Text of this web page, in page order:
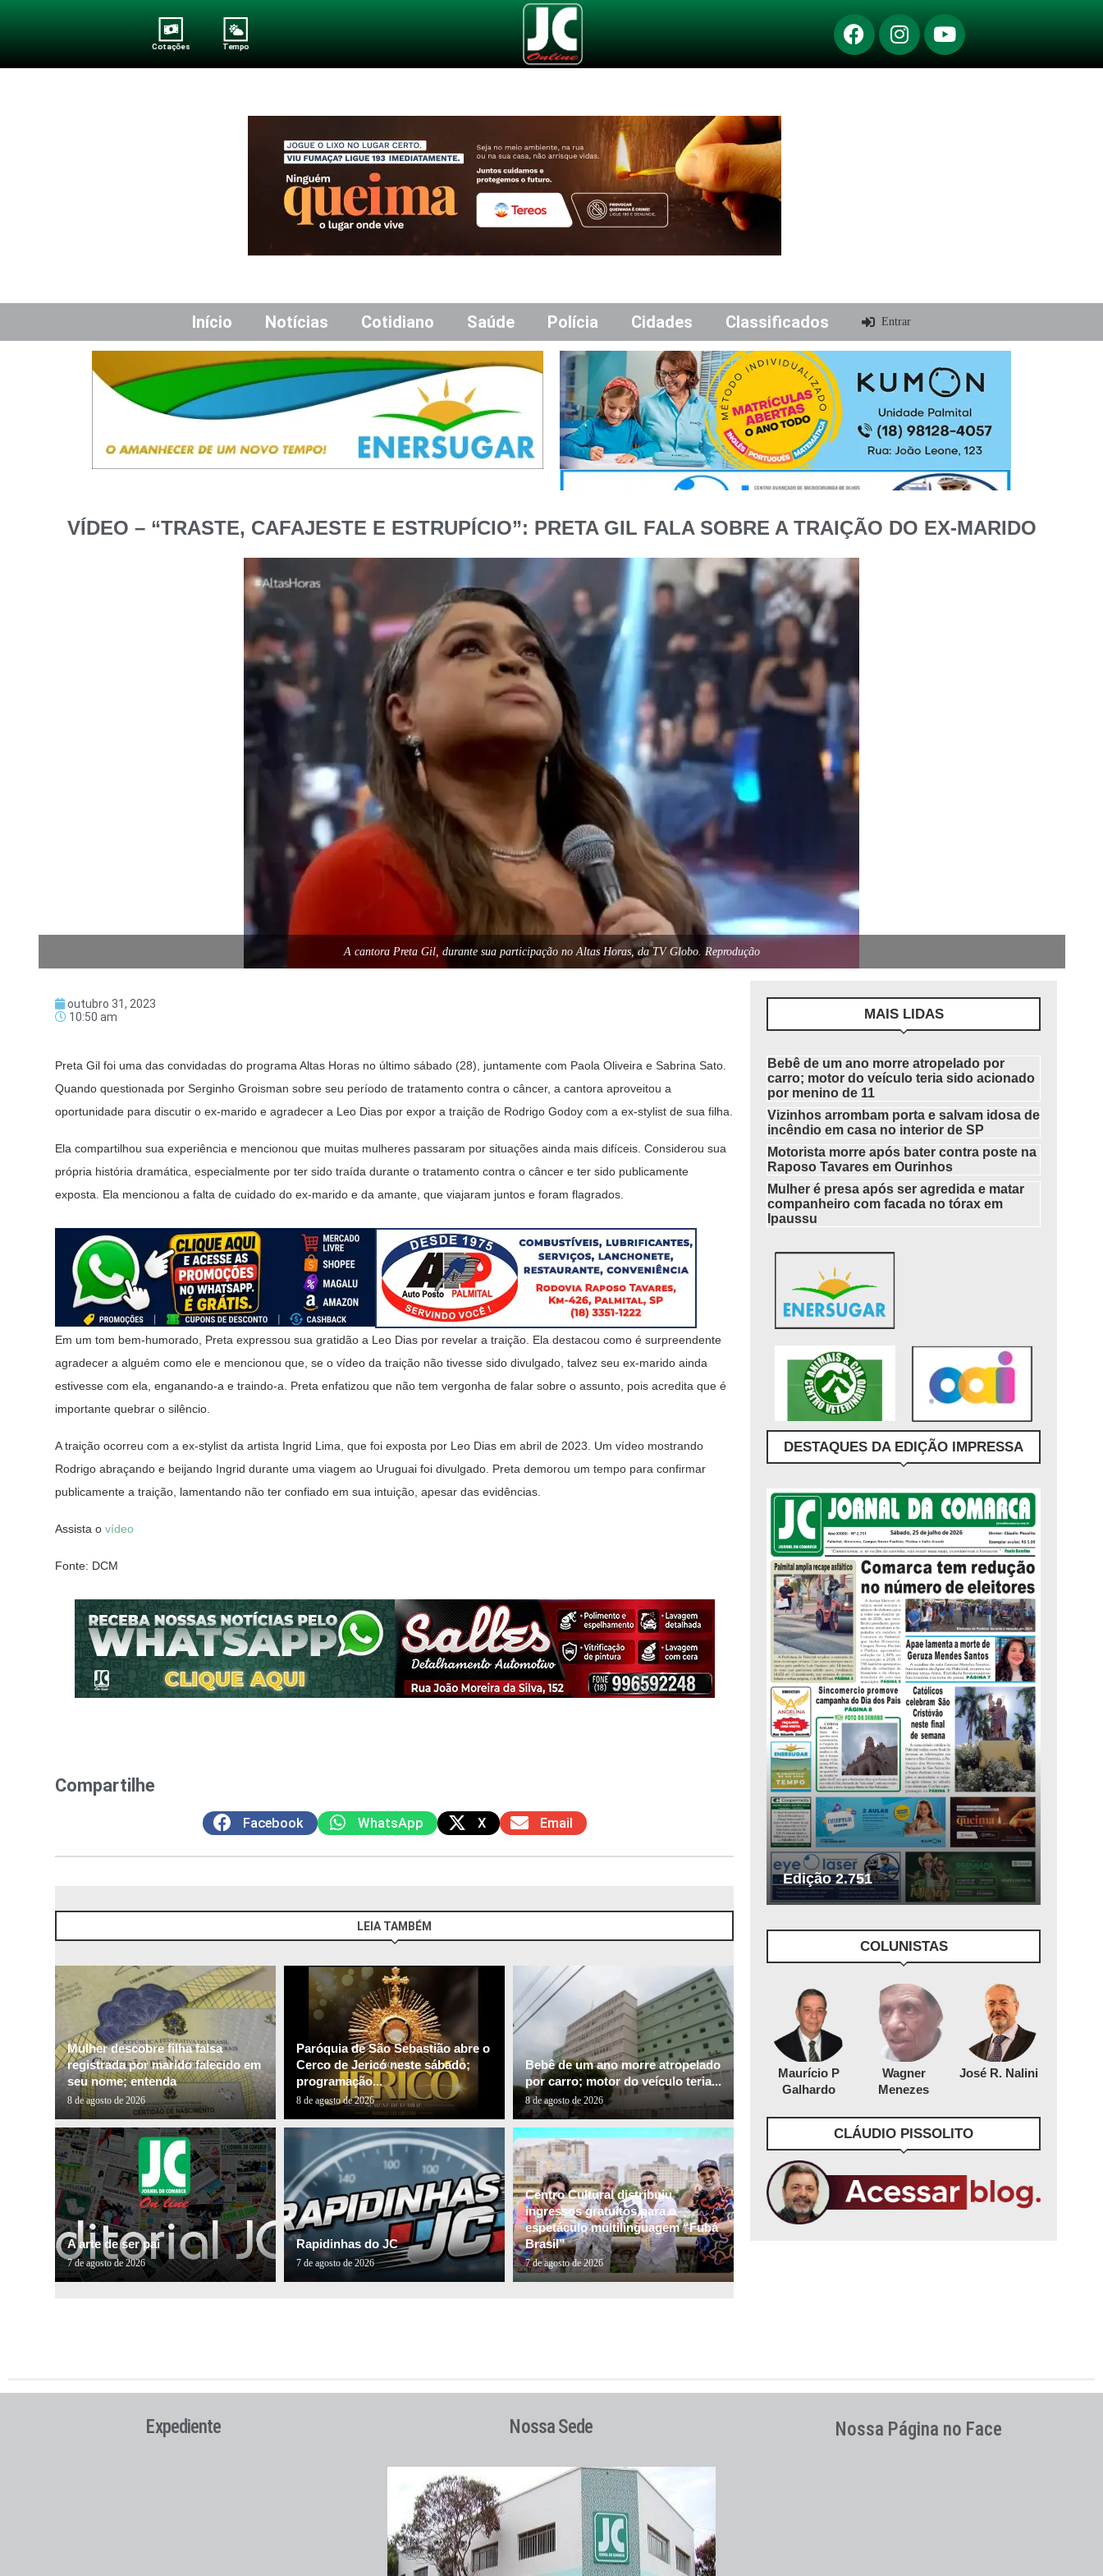
Cotações Tempo
Início Notícias Cotidiano Saúde Polícia Cidades Classificados Entrar
VÍDEO – “TRASTE, CAFAJESTE E ESTRUPÍCIO”: PRETA GIL FALA SOBRE A TRAIÇÃO DO EX-MARIDO
A cantora Preta Gil, durante sua participação no Altas Horas, da TV Globo. Reprodução
outubro 31, 2023
10:50 am
Preta Gil foi uma das convidadas do programa Altas Horas no último sábado (28), juntamente com Paola Oliveira e Sabrina Sato.
Quando questionada por Serginho Groisman sobre seu período de tratamento contra o câncer, a cantora aproveitou a
oportunidade para discutir o ex-marido e agradecer a Leo Dias por expor a traição de Rodrigo Godoy com a ex-stylist de sua filha.
Ela compartilhou sua experiência e mencionou que muitas mulheres passaram por situações ainda mais difíceis. Considerou sua
própria história dramática, especialmente por ter sido traída durante o tratamento contra o câncer e ter sido publicamente
exposta. Ela mencionou a falta de cuidado do ex-marido e da amante, que viajaram juntos e foram flagrados.
Em um tom bem-humorado, Preta expressou sua gratidão a Leo Dias por revelar a traição. Ela destacou como é surpreendente
agradecer a alguém como ele e mencionou que, se o vídeo da traição não tivesse sido divulgado, talvez seu ex-marido ainda
estivesse com ela, enganando-a e traindo-a. Preta enfatizou que não tem vergonha de falar sobre o assunto, pois acredita que é
importante quebrar o silêncio.
A traição ocorreu com a ex-stylist da artista Ingrid Lima, que foi exposta por Leo Dias em abril de 2023. Um vídeo mostrando
Rodrigo abraçando e beijando Ingrid durante uma viagem ao Uruguai foi divulgado. Preta demorou um tempo para confirmar
publicamente a traição, lamentando não ter confiado em sua intuição, apesar das evidências.
Assista o vídeo
Fonte: DCM
Compartilhe
Facebook WhatsApp X Email
LEIA TAMBÉM
Mulher descobre filha falsa
registrada por marido falecido em
seu nome; entenda
8 de agosto de 2026
Paróquia de São Sebastião abre o
Cerco de Jericó neste sábado;
programação...
8 de agosto de 2026
Bebê de um ano morre atropelado
por carro; motor do veículo teria...
8 de agosto de 2026
A arte de ser pai
7 de agosto de 2026
Rapidinhas do JC
7 de agosto de 2026
Centro Cultural distribuiu
ingressos gratuitos para o
espetáculo multilinguagem “Fubá
Brasil”
7 de agosto de 2026
MAIS LIDAS
Bebê de um ano morre atropelado por
carro; motor do veículo teria sido acionado
por menino de 11
Vizinhos arrombam porta e salvam idosa de
incêndio em casa no interior de SP
Motorista morre após bater contra poste na
Raposo Tavares em Ourinhos
Mulher é presa após ser agredida e matar
companheiro com facada no tórax em
Ipaussu
DESTAQUES DA EDIÇÃO IMPRESSA
Edição 2.751
COLUNISTAS
Maurício P
Galhardo
Wagner
Menezes
José R. Nalini
CLÁUDIO PISSOLITO
Expediente Nossa Sede Nossa Página no Face